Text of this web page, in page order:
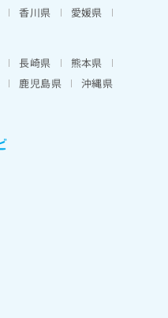
香川県
愛媛県
長崎県
熊本県
鹿児島県 沖縄県